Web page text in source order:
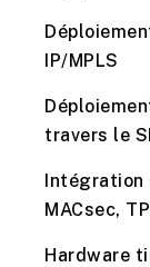
IP/MPLS
travers le
Intégration
MACsec,
Hardware